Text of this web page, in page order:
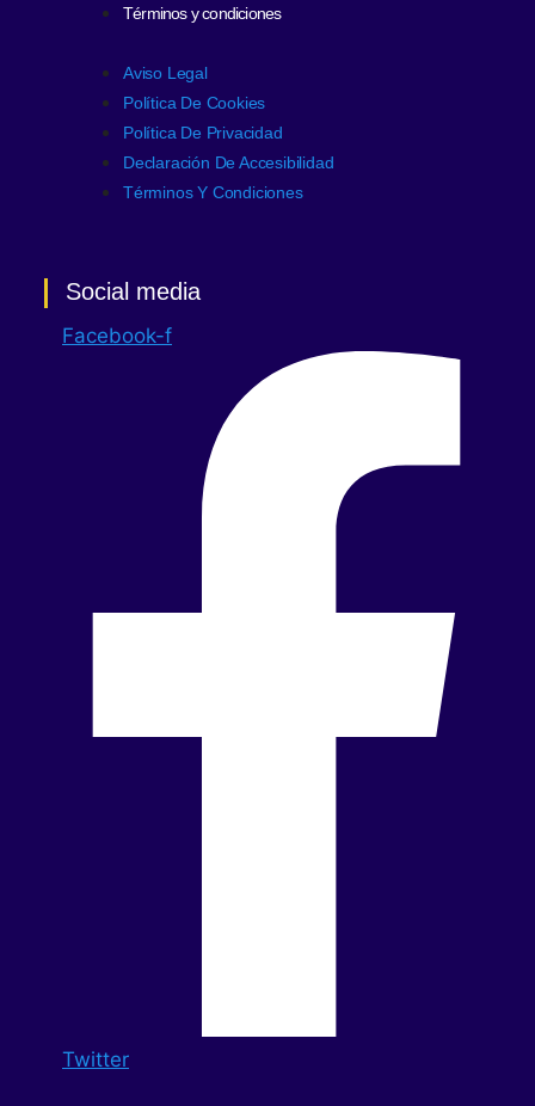
Términos y condiciones
Aviso Legal
Política De Cookies
Política De Privacidad
Declaración De Accesibilidad
Términos Y Condiciones
Social media
Facebook-f
Twitter